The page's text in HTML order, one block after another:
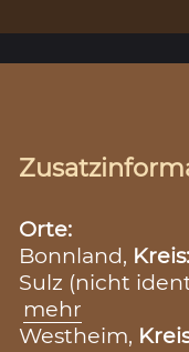
Orte:
Bonnland, Kreis:
Sulz (nicht
mehr
Westheim,